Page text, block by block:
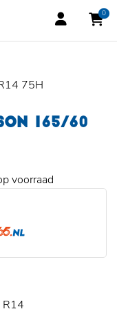
0
75H
165/60
voorraad